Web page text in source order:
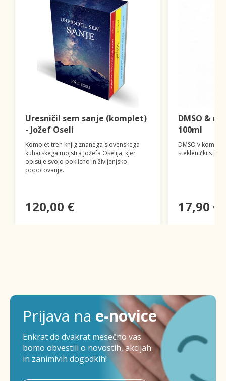
Uresničil sem sanje (komplet)
- Jožef Oseli
Komplet treh knjig znanega slovenskega
kuharskega mojstra Jožefa Oselija, kjer
opisuje svojo poklicno in življenjsko
popotovanje.
120,00 €
DMSO &
100ml
DMSO v
steklenički s
17,90 €
Prijava na e-novice
Enkrat do dvakrat mesečno vas
bomo obvestili o novostih, akcijah
in zanimivih dogodkih!